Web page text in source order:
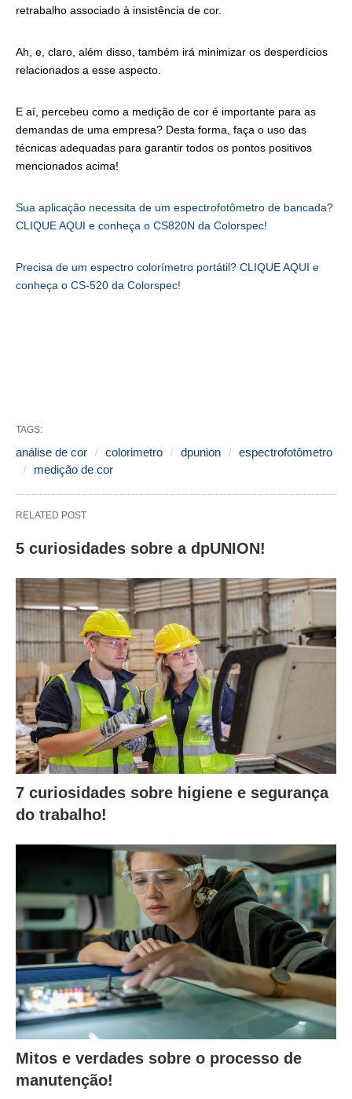
retrabalho associado à insistência de cor.
Ah, e, claro, além disso, também irá minimizar os desperdícios
relacionados a esse aspecto.
E aí, percebeu como a medição de cor é importante para as
demandas de uma empresa? Desta forma, faça o uso das
técnicas adequadas para garantir todos os pontos positivos
mencionados acima!
Sua aplicação necessita de um espectrofotômetro de bancada?
CLIQUE AQUI e conheça o CS820N da Colorspec!
Precisa de um espectro colorímetro portátil? CLIQUE AQUI e
conheça o CS-520 da Colorspec!
TAGS:
análise de cor colorimetro dpunion
espectrofotômetro
medição de cor
RELATED POST
5 curiosidades sobre a dpUNION!
7 curiosidades sobre higiene e segurança
do trabalho!
Mitos e verdades sobre o processo de
manutenção!